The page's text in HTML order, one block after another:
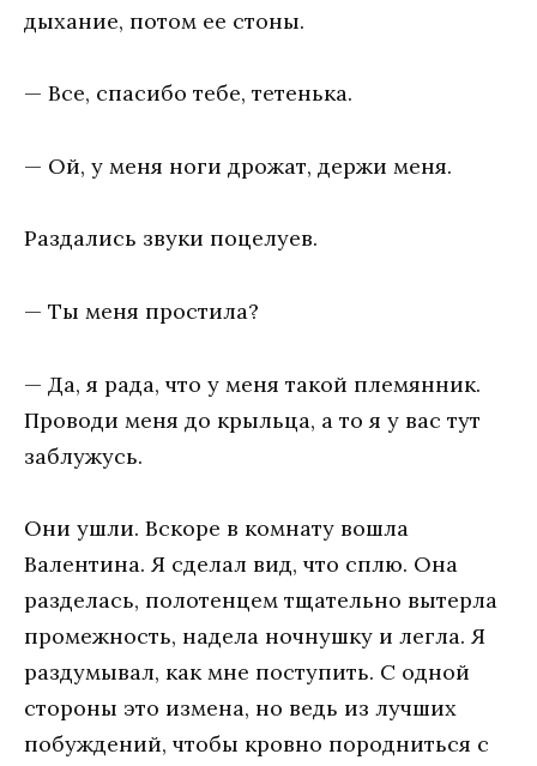
дыхание, потом ее стоны.
— Все, спасибо тебе, тетенька.
— Ой, у меня ноги дрожат, держи меня.
Раздались звуки поцелуев.
— Ты меня простила?
— Да, я рада, что у меня такой племянник.
Проводи меня до крыльца, а то я у вас тут
заблужусь.
Они ушли. Вскоре в комнату вошла
Валентина. Я сделал вид, что сплю. Она
разделась, полотенцем тщательно вытерла
промежность, надела ночнушку и легла. Я
раздумывал, как мне поступить. С одной
стороны это измена, но ведь из лучших
побуждений, чтобы кровно породниться с